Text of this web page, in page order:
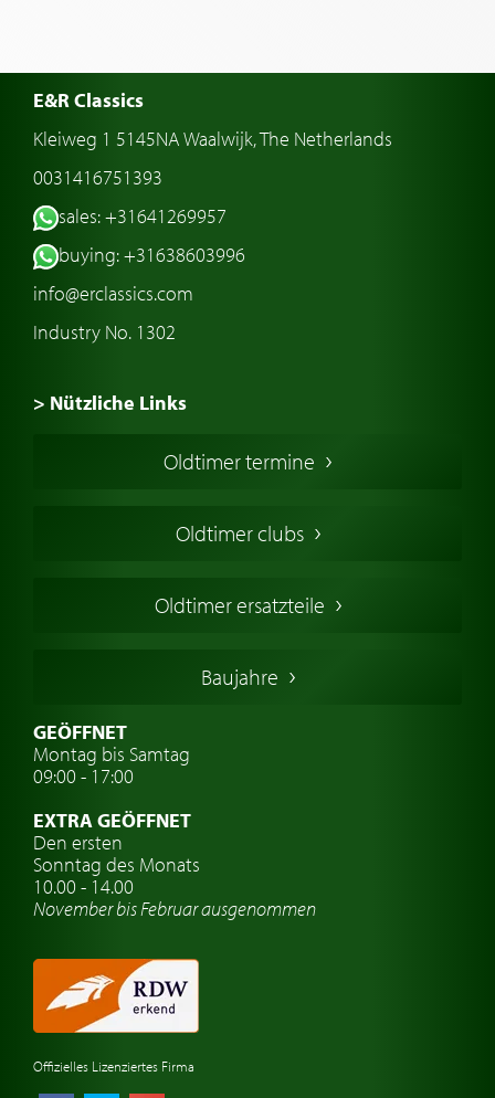
E&R Classics
Kleiweg 1 5145NA Waalwijk, The Netherlands
0031416751393
sales: +31641269957
buying: +31638603996
info@erclassics.com
Industry No. 1302
> Nützliche Links
Oldtimers in Europa
Englische Oldtimer
Deutsche Oldtimer
Schwedische Oldtimer
Oldtimer mit h-kennzeichen
Auto Oldtimer Markt
Oldtimer-Versicherung
Oldtimer-Clubs
Oldtimer-Reisen
Automarken uhren
Oldtimer termine
Oldtimer clubs
Oldtimer ersatzteile
Baujahre
GEÖFFNET
Montag bis Samtag
09:00 - 17:00
EXTRA GEÖFFNET
Den ersten
Sonntag des Monats
10.00 - 14.00
November bis Februar ausgenommen
Offizielles Lizenziertes Firma